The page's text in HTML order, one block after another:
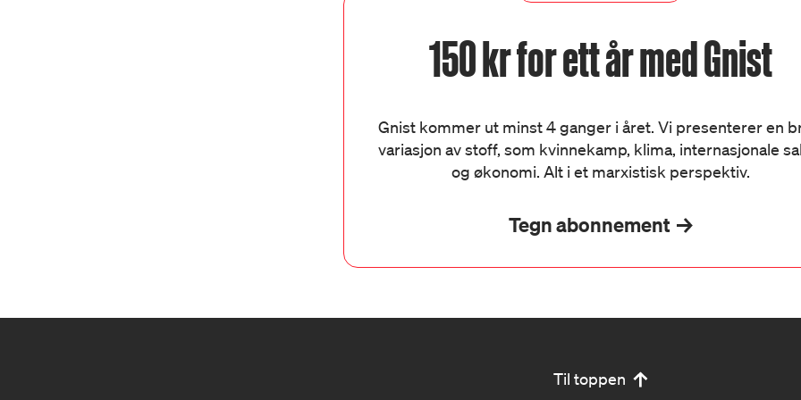
150 kr for ett år med Gnist
Gnist kommer ut minst 4 ganger i året. Vi presenterer en
variasjon av stoff, som kvinnekamp, klima, internasjonale
og økonomi. Alt i et marxistisk perspektiv.
Tegn abonnement
Til toppen